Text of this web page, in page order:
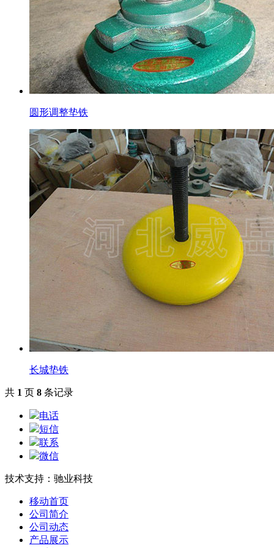
圆形调整垫铁
长城垫铁
共 1 页 8 条记录
电话
短信
联系
微信
技术支持：驰业科技
移动首页
公司简介
公司动态
产品展示